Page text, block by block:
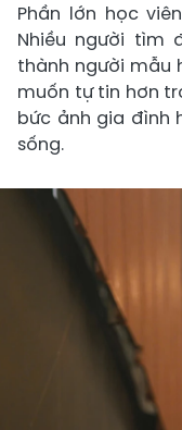
Phần lớn học
Nhiều người tìm
thành người mẫu
muốn tự tin hơn
bức ảnh gia đình
sống.